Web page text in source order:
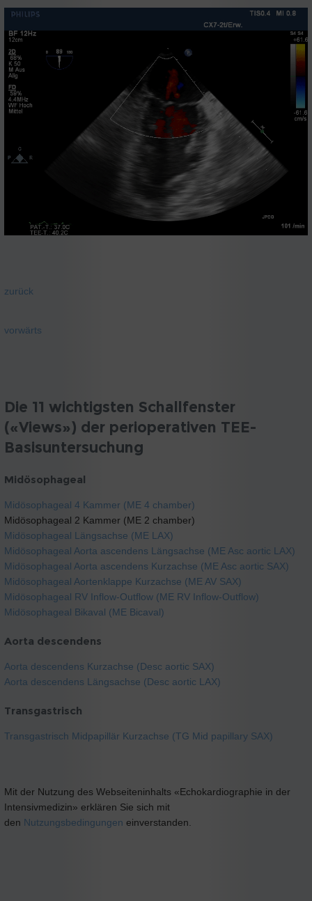
zurück
vorwärts
Die 11 wichtigsten Schallfenster
(«Views») der perioperativen TEE-
Basisuntersuchung
Midösophageal
Midösophageal 4 Kammer (ME 4 chamber)
Midösophageal 2 Kammer (ME 2 chamber)
Midösophageal Längsachse (ME LAX)
Midösophageal Aorta ascendens Längsachse (ME Asc aortic LAX)
Midösophageal Aorta ascendens Kurzachse (ME Asc aortic SAX)
Midösophageal Aortenklappe Kurzachse (ME AV SAX)
Midösophageal RV Inflow-Outflow (ME RV Inflow-Outflow)
Midösophageal Bikaval (ME Bicaval)
Aorta descendens
Aorta descendens Kurzachse (Desc aortic SAX)
Aorta descendens Längsachse (Desc aortic LAX)
Transgastrisch
Transgastrisch Midpapillär Kurzachse (TG Mid papillary SAX)
Mit der Nutzung des Webseiteninhalts «Echokardiographie in der
Intensivmedizin» erklären Sie sich mit
den Nutzungsbedingungen einverstanden.